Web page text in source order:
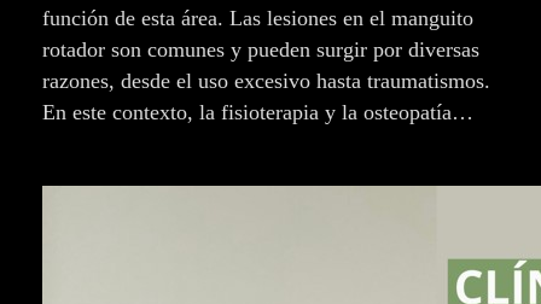
función de esta área. Las lesiones en el manguito
rotador son comunes y pueden surgir por diversas
razones, desde el uso excesivo hasta traumatismos.
En este contexto, la fisioterapia y la osteopatía…